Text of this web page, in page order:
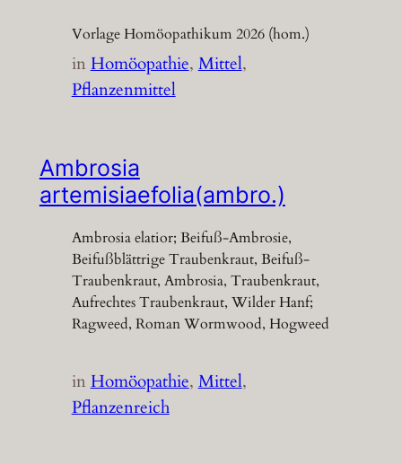
Vorlage Homöopathikum 2026 (hom.)
inHomöopathie, Mittel
Pflanzenmittel
Ambrosia
artemisiaefolia(ambro.)
Ambrosia elatior; Beifuß-Ambrosie,
Beifußblättrige Traubenkraut, Beifuß-
Traubenkraut, Ambrosia, Traubenkraut,
Aufrechtes Traubenkraut, Wilder Hanf;
Ragweed, Roman Wormwood, Hogweed
inHomöopathie, Mittel
Pflanzenreich